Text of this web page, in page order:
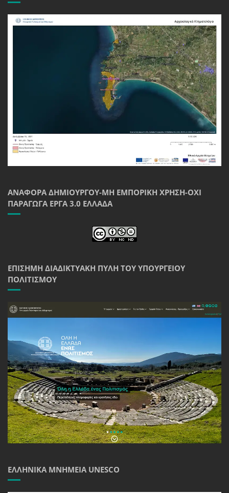
ΑΝΑΦΟΡΆ ΔΗΜΙΟΥΡΓΟΎ-ΜΗ ΕΜΠΟΡΙΚΉ ΧΡΉΣΗ-ΌΧΙ
ΠΑΡΆΓΩΓΑ ΈΡΓΑ 3.0 ΕΛΛΆΔΑ
ΕΠΊΣΗΜΗ ΔΙΑΔΙΚΤΥΑΚΉ ΠΎΛΗ ΤΟΥ ΥΠΟΥΡΓΕΊΟΥ
ΠΟΛΙΤΙΣΜΟΎ
ΕΛΛΗΝΙΚΆ ΜΝΗΜΕΊΑ UNESCO